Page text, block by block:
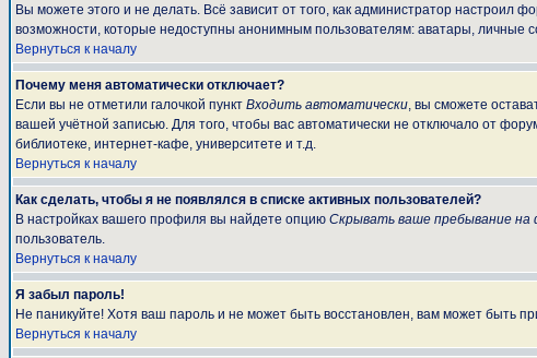
Вы можете этого и не делать. Всё зависит от того, как администратор
возможности, которые недоступны анонимным пользователям: аватары, личные
Вернуться к началу
Почему меня автоматически отключает?
Если вы не отметили галочкой пункт Входить автоматически, вы сможете
вашей учётной записью. Для того, чтобы вас автоматически не отключало от
библиотеке, интернет-кафе, университете и т.д.
Вернуться к началу
Как сделать, чтобы я не появлялся в списке активных пользователей?
В настройках вашего профиля вы найдете опцию Скрывать ваше пребывание на
пользователь.
Вернуться к началу
Я забыл пароль!
Не паникуйте! Хотя ваш пароль и не может быть восстановлен, вам может быть
Вернуться к началу